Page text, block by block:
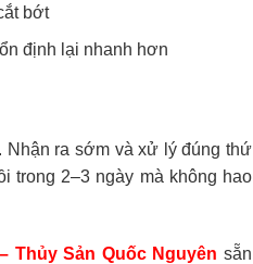
bớt
định lại nhanh hơn
Nhận ra sớm và xử lý đúng thứ
trong 2–3 ngày mà không hao
Thủy Sản Quốc Nguyên sẵn